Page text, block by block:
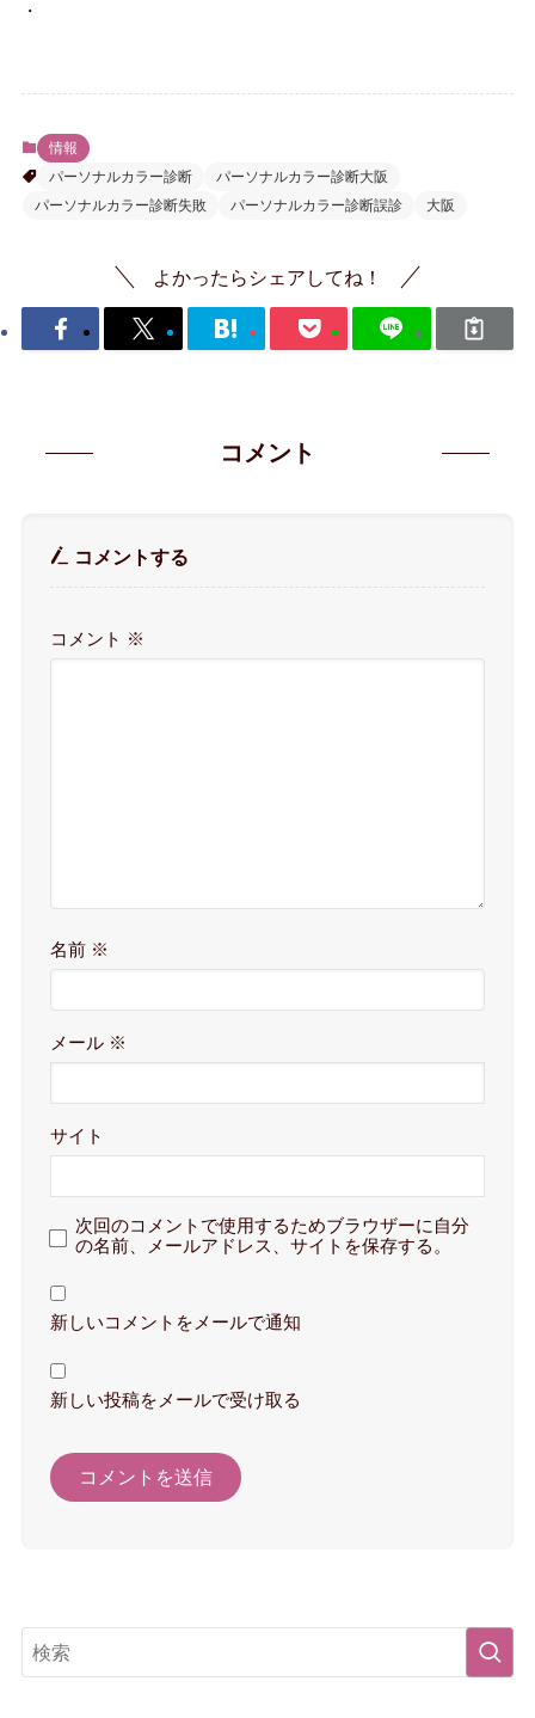
・
情報
パーソナルカラー診断
パーソナルカラー診断大阪
パーソナルカラー診断失敗
パーソナルカラー診断誤診 大阪
よかったらシェアしてね！
コメント
コメントする
コメント ※
名前 ※
メール ※
サイト
次回のコメントで使用するためブラウザーに自分
の名前、メールアドレス、サイトを保存する。
新しいコメントをメールで通知
新しい投稿をメールで受け取る